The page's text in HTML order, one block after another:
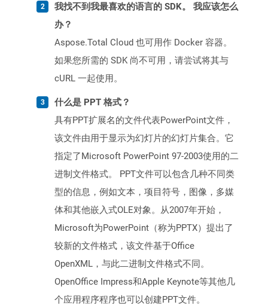
我找不到我最喜欢的语言的 SDK。 我应该怎么
办？
Aspose.Total Cloud 也可用作 Docker 容器。
如果您所需的 SDK 尚不可用，请尝试将其与
cURL 一起使用。
什么是 PPT 格式？
具有PPT扩展名的文件代表PowerPoint文件，
该文件由用于显示为幻灯片的幻灯片集合。它
指定了Microsoft PowerPoint 97-2003使用的二
进制文件格式。 PPT文件可以包含几种不同类
型的信息，例如文本，项目符号，图像，多媒
体和其他嵌入式OLE对象。从2007年开始，
Microsoft为PowerPoint（称为PPTX）提出了
较新的文件格式，该文件基于Office
OpenXML，与此二进制文件格式不同。
OpenOffice Impress和Apple Keynote等其他几
个应用程序程序也可以创建PPT文件。